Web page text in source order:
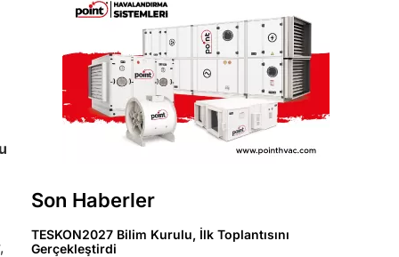
Son Haberler
TESKON2027 Bilim Kurulu, İlk Toplantısını
Gerçekleştirdi